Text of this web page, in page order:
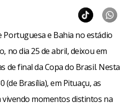
Portuguesa e Bahia no estádio
no dia 25 de abril, deixou em
de final da Copa do Brasil. Nesta
(de Brasília), em Pituaçu, as
momentos distintos na